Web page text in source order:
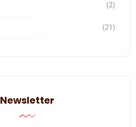
(2)
(21)
Newsletter